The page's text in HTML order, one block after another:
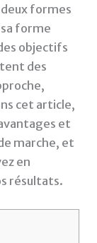
formes
forme
objectifs
des
cet article,
et
marche, et
en
résultats.